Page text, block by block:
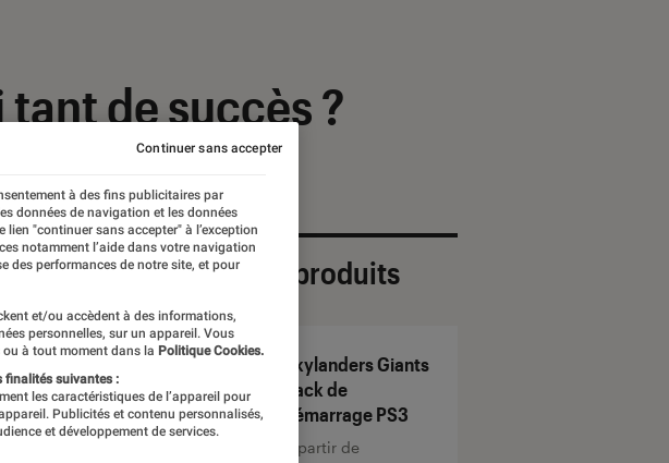
de succès ?
Sélection de produits
Skylanders Giants
Pack de
démarrage PS3
À partir de
à des fins publicitaires par
données de navigation et les données
lien "continuer sans accepter" à l’exception
notamment l’aide dans votre navigation
des performances de notre site, et pour
et/ou accèdent à des informations,
personnelles, sur un appareil. Vous
à tout moment dans la Politique Cookies.
finalités suivantes :
les caractéristiques de l’appareil pour
Publicités et contenu personnalisés,
et développement de services.
Continuer sans accepter